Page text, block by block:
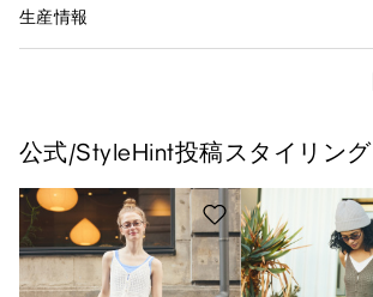
生産情報
公式/StyleHint投稿スタイリング